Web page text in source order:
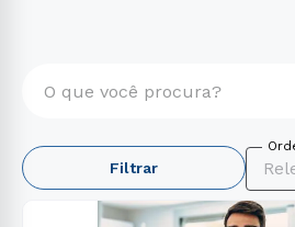
Filtrar
2º